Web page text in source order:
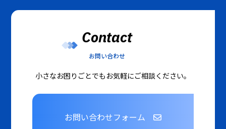
Contact
お問い合わせ
小さなお困りごとでもお気軽にご相談ください。
お問い合わせフォーム